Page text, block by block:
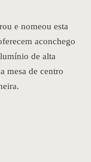
e nomeou esta
aconchego
de alta
mesa de centro